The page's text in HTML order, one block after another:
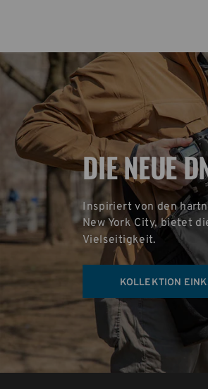
DIE NEUE
Inspiriert von den
New York City, bietet
Vielseitigkeit.
KOLLEKTION